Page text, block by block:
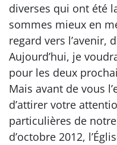
diverses qui ont été
sommes mieux en
regard vers l’avenir,
Aujourd’hui, je
pour les deux
Mais avant de vous
d’attirer votre
particulières de
d’octobre 2012,